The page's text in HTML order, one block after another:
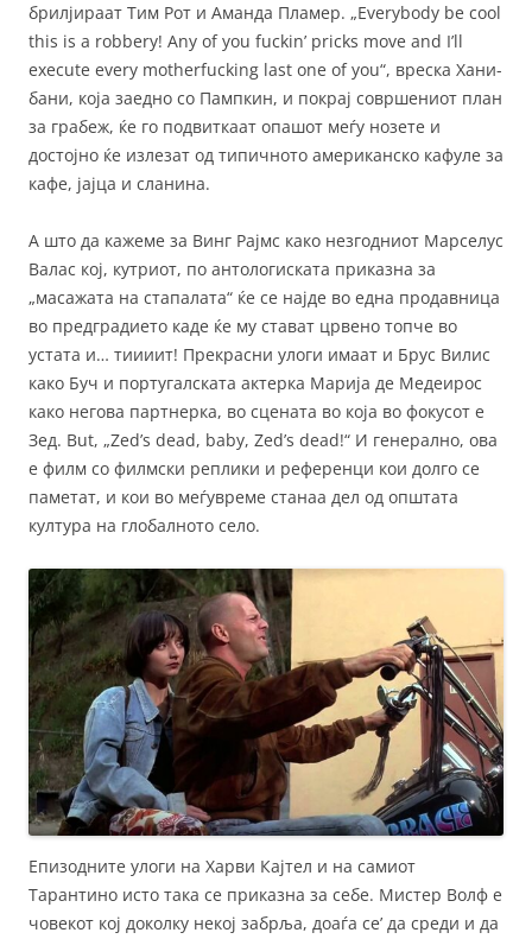
брилјираат Тим Рот и Аманда Пламер. „Everybody be cool
this is a robbery! Any of you fuckin’ pricks move and I’ll
execute every motherfucking last one of you“, вреска Хани-
бани, која заедно со Пампкин, и покрај совршениот план
за грабеж, ќе го подвиткаат опашот меѓу нозете и
достојно ќе излезат од типичното американско кафуле за
кафе, јајца и сланина.
А што да кажеме за Винг Рајмс како незгодниот Марселус
Валас кој, кутриот, по антологиската приказна за
„масажата на стапалата“ ќе се најде во една продавница
во предградието каде ќе му стават црвено топче во
устата и… тиииит! Прекрасни улоги имаат и Брус Вилис
како Буч и португалската актерка Марија де Медеирос
како негова партнерка, во сцената во која во фокусот е
Зед. But, „Zed’s dead, baby, Zed’s dead!“ И генерално, ова
е филм со филмски реплики и референци кои долго се
паметат, и кои во меѓувреме станаа дел од општата
култура на глобалното село.
Епизодните улоги на Харви Кајтел и на самиот
Тарантино исто така се приказна за себе. Мистер Волф е
човекот кој доколку некој забрља, доаѓа се’ да среди и да